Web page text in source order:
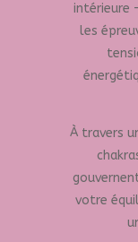
intérieure
les
À travers
votre